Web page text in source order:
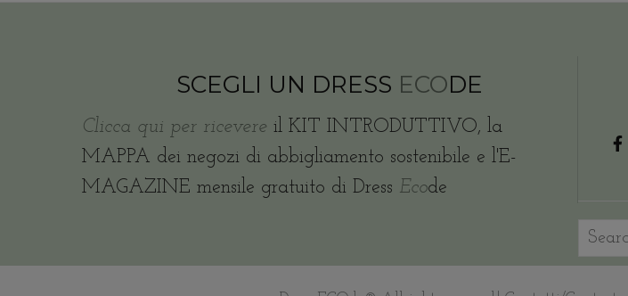
SCEGLI UN DRESS ECODE
Clicca qui per ricevere il KIT INTRODUTTIVO, la
MAPPA dei negozi di abbigliamento sostenibile e l'E-
MAGAZINE mensile gratuito di Dress Ecode